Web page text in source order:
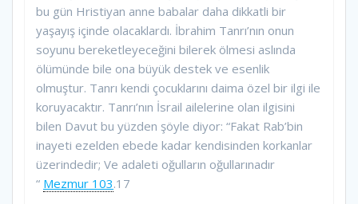
bu gün Hristiyan anne babalar daha dikkatli bir
yaşayış içinde olacaklardı. İbrahim Tanrı’nın onun
soyunu bereketleyeceğini bilerek ölmesi aslında
ölümünde bile ona büyük destek ve esenlik
olmuştur. Tanrı kendi çocuklarını daima özel bir ilgi ile
koruyacaktır. Tanrı’nın İsrail ailelerine olan ilgisini
bilen Davut bu yüzden şöyle diyor: “Fakat Rab’bin
inayeti ezelden ebede kadar kendisinden korkanlar
üzerindedir; Ve adaleti oğulların oğullarınadır
“ Mezmur 103.17